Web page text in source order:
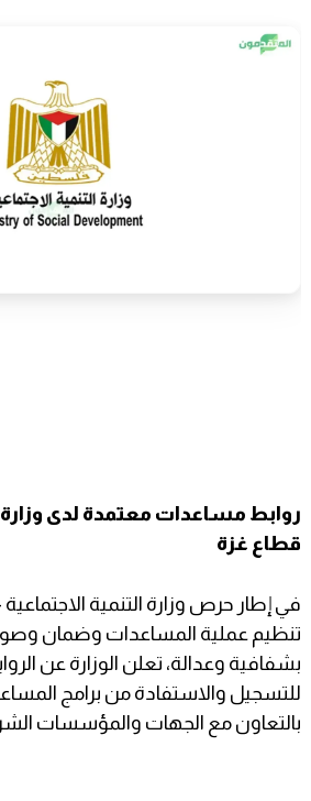
روابط مساعدات معتمدة لدى وزارة
قطاع غزة
في إطار حرص وزارة التنمية
تنظيم عملية المساعدات وضمان
بشفافية وعدالة، تعلن الوزارة عن
للتسجيل والاستفادة من برامج
بالتعاون مع الجهات والمؤسسات